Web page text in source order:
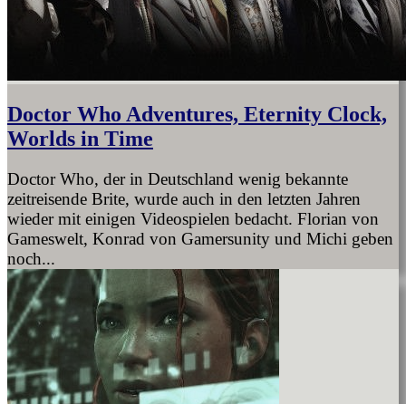
Doctor Who Adventures, Eternity Clock,
Worlds in Time
Doctor Who, der in Deutschland wenig bekannte
zeitreisende Brite, wurde auch in den letzten Jahren
wieder mit einigen Videospielen bedacht. Florian von
Gameswelt, Konrad von Gamersunity und Michi geben
noch...